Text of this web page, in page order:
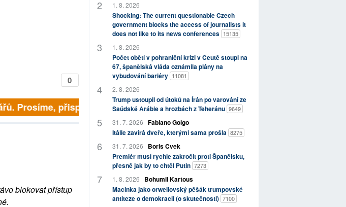
0
Prosíme, přispějte. ➥
blokovat přístup
1. 8. 2026
Shocking: The current questionable Czech
government blocks the access of journalists it
does not like to its news conferences 15135
1. 8. 2026
Počet obětí v pohraniční krizi v Ceutě stoupl na
67, španělská vláda oznámila plány na
vybudování bariéry 11081
2. 8. 2026
Trump ustoupil od útoků na Írán po varování ze
Saúdské Arábie a hrozbách z Teheránu 9649
31. 7. 2026 Fabiano Golgo
Itálie zavírá dveře, kterými sama prošla 8275
31. 7. 2026
Boris Cvek
Premiér musí rychle zakročit proti Španělsku,
přesně jak by to chtěl Putin 7273
1. 8. 2026
Bohumil Kartous
Macinka jako orwellovský pěšák trumpovské
antiteze o demokracii (o skutečnosti) 7100